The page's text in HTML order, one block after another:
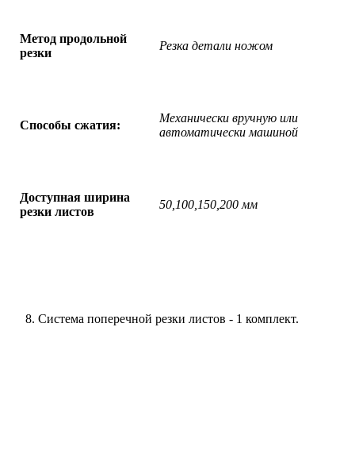
Метод продольной
резки
Резка детали ножом
Способы сжатия:
Механически вручную или
автоматически машиной
Доступная ширина
резки листов
50,100,150,200 мм
Система поперечной резки листов - 1 комплект.